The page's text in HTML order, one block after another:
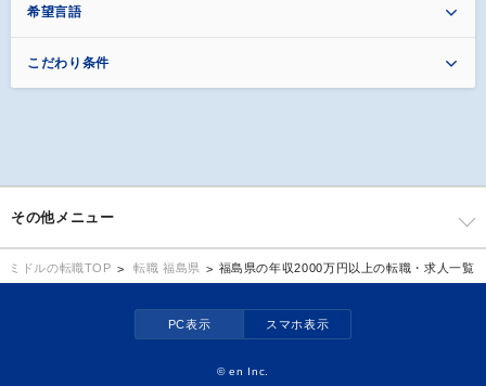
希望言語
こだわり条件
その他メニュー
ミドルの転職TOP 転職 福島県 福島県の年収2000万円以上の転職・求人一覧
PC表示 スマホ表示
©en Inc.